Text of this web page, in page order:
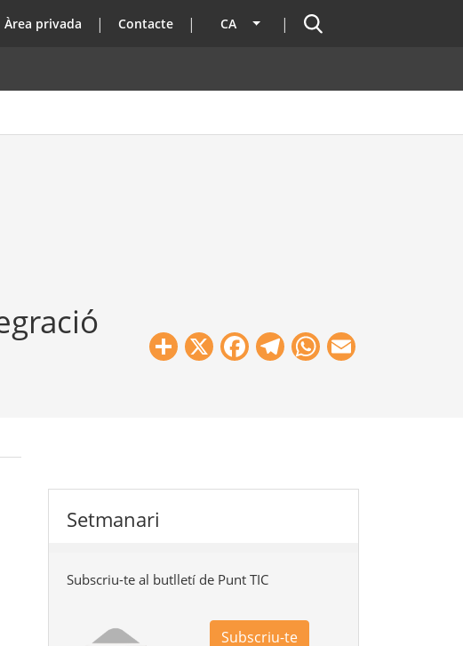
top
Àrea privada Contacte CA Llista les accions addicionals
Cercador
Share
X Facebook
Telegram
WhatsApp
Setmanari
Subscriu-te al butlletí de Punt TIC
Subscriu-te